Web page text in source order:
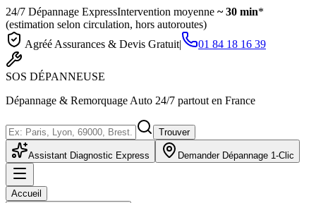
24/7 Dépannage ExpressIntervention moyenne ~ 30 min*
(estimation selon circulation, hors autoroutes)
Agréé Assurances & Devis Gratuit| 01 84 18 16 39
SOS DÉPANNEUSE
Dépannage & Remorquage Auto 24/7 partout en France
Trouver
Assistant Diagnostic Express Demander Dépannage 1-Clic
Accueil